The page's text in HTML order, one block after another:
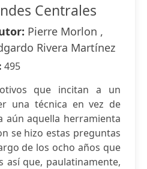
Centrales
Pierre Morlon ,
Rivera Martínez
495
que incitan a un
una técnica en vez de
aún aquella herramienta
se hizo estas preguntas
de los ocho años que
así que, paulatinamente,